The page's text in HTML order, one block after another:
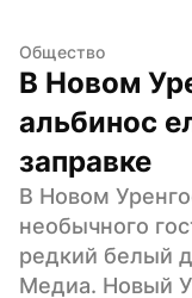
Общество
В Новом
альбинос
заправке
В Новом
необычного
редкий белый
Медиа. Новый